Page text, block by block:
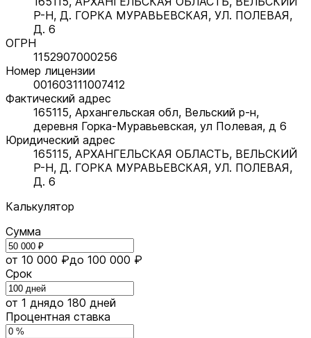
Р-Н, Д. ГОРКА МУРАВЬЕВСКАЯ, УЛ. ПОЛЕВАЯ,
Д. 6
ОГРН
1152907000256
Номер лицензии
001603111007412
Фактический адрес
165115, Архангельская обл, Вельский р-н,
деревня Горка-Муравьевская, ул Полевая, д 6
Юридический адрес
165115, АРХАНГЕЛЬСКАЯ ОБЛАСТЬ, ВЕЛЬСКИЙ
Р-Н, Д. ГОРКА МУРАВЬЕВСКАЯ, УЛ. ПОЛЕВАЯ,
Д. 6
Калькулятор
Сумма
от 10 000 ₽до 100 000 ₽
Срок
от 1 днядо 180 дней
Процентная ставка